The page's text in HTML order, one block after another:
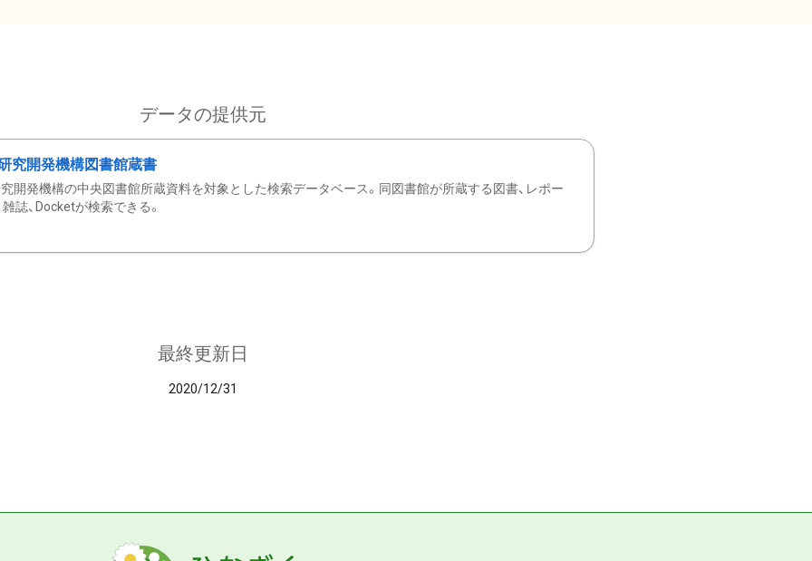
データの提供元
究開発機構図書館蔵書
開発機構の中央図書館所蔵資料を対象とした検索データベース。同図書館が所蔵する図書、レポー
雑誌、Docketが検索できる。
最終更新日
2020/12/31